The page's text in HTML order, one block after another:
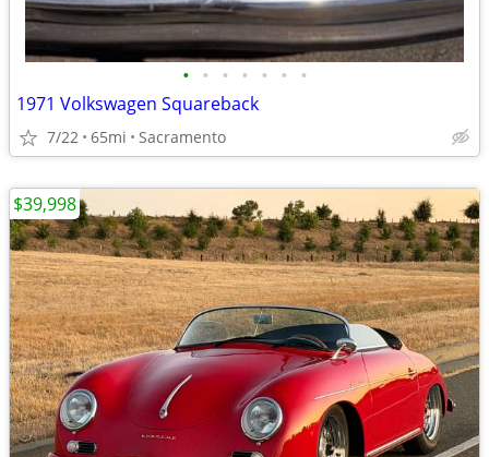
• • • • • • •
1971 Volkswagen Squareback
7/22 65mi Sacramento
$39,998